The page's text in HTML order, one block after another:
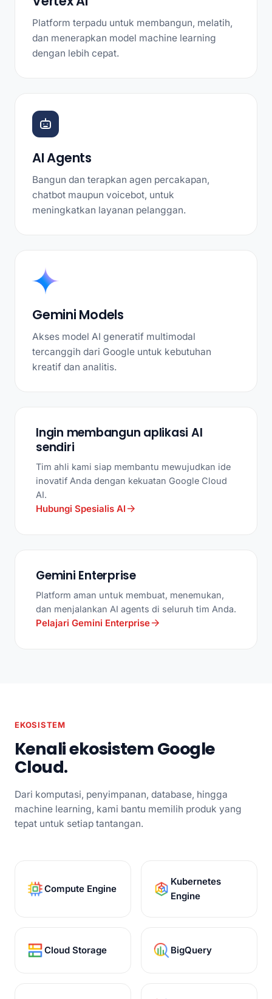
Platform terpadu untuk membangun, melatih,
dan menerapkan model machine learning
dengan lebih cepat.
AI Agents
Bangun dan terapkan agen percakapan,
chatbot maupun voicebot, untuk
meningkatkan layanan pelanggan.
Gemini Models
Akses model AI generatif multimodal
tercanggih dari Google untuk kebutuhan
kreatif dan analitis.
Ingin membangun aplikasi AI
sendiri
Tim ahli kami siap membantu mewujudkan ide
inovatif Anda dengan kekuatan Google Cloud
AI.
Hubungi Spesialis AI
Gemini Enterprise
Platform aman untuk membuat, menemukan,
dan menjalankan AI agents di seluruh tim Anda.
Pelajari Gemini Enterprise
EKOSISTEM
Kenali ekosistem Google
Cloud.
Dari komputasi, penyimpanan, database, hingga
machine learning, kami bantu memilih produk yang
tepat untuk setiap tantangan.
Compute Engine
Kubernetes
Engine
Cloud Storage BigQuery